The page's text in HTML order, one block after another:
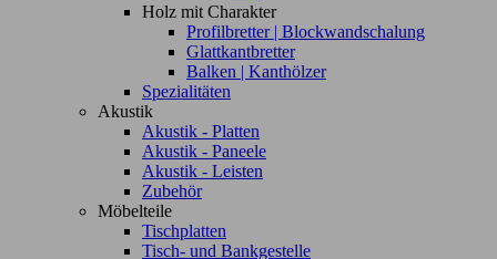
Holz mit Charakter
Profilbretter | Blockwandschalung
Glattkantbretter
Balken | Kanthölzer
Spezialitäten
Akustik
Akustik - Platten
Akustik - Paneele
Akustik - Leisten
Zubehör
Möbelteile
Tischplatten
Tisch- und Bankgestelle